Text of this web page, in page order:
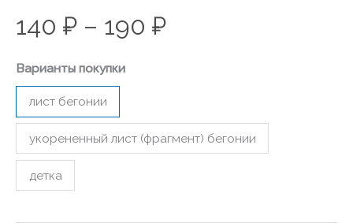
140 ₽ – 190 ₽140 ₽
190 ₽
Варианты покупки
лист бегонии
укорененный лист (фрагмент) бегонии
детка